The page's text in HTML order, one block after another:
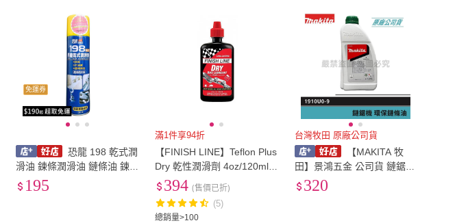
免運券
恐龍 198 乾式潤
滑油 鍊條潤滑油 鏈條油 鍊
條油 防鏽油 防銹油 420ml
195
滿1件享94折
【FINISH LINE】Teflon Plus
Dry 乾性潤滑劑 4oz/120ml
滴頭(鏈條清潔/油品/單車清
潔/自行車/單車潤滑)
總銷量>100
394 (售價已折)
(5)
台灣牧田 原廠公司貨
【MAKITA 牧
田】景鴻五金 公司貨 鏈鋸機
環保鏈條油 植物性 可快速分
320